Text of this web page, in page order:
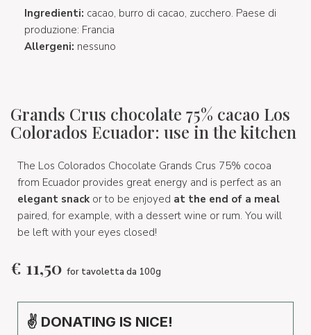
Ingredienti: cacao, burro di cacao, zucchero. Paese di
produzione: Francia
Allergeni: nessuno
Grands Crus chocolate 75% cacao Los
Colorados Ecuador: use in the kitchen
The Los Colorados Chocolate Grands Crus 75% cocoa
from Ecuador provides great energy and is perfect as an
elegant snack or to be enjoyed at the end of a meal
paired, for example, with a dessert wine or rum. You will
be left with your eyes closed!
€ 11,50 for tavoletta da 100g
✌ DONATING IS NICE!